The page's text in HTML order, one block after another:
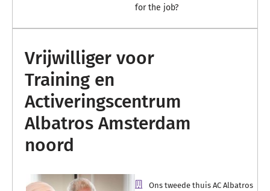
for the job?
Vrijwilliger voor
Training en
Activeringscentrum
Albatros Amsterdam
noord
Ons tweede thuis AC Albatros